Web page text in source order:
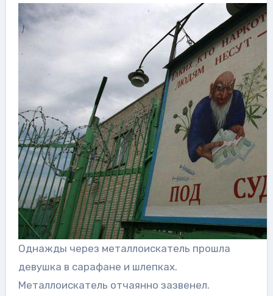
Однажды через металлоискатель прошла
девушка в сарафане и шлепках.
Металлоискатель отчаянно зазвенел.